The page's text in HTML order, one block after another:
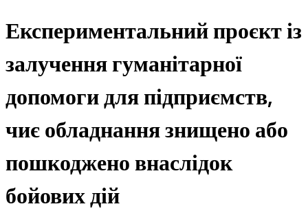
Експериментальний проєкт із
залучення гуманітарної
допомоги для підприємств,
чиє обладнання знищено або
пошкоджено внаслідок
бойових дій